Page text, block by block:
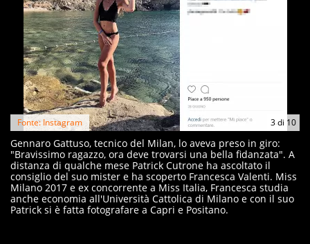
3di 10
Fonte: Instagram
Gennaro Gattuso, tecnico del Milan, lo aveva preso in giro:
"Bravissimo ragazzo, ora deve trovarsi una bella fidanzata". A
distanza di qualche mese Patrick Cutrone ha ascoltato il
consiglio del suo mister e ha scoperto Francesca Valenti. Miss
Milano 2017 e ex concorrente a Miss Italia, Francesca studia
anche economia all'Università Cattolica di Milano e con il suo
Patrick si è fatta fotografare a Capri e Positano.